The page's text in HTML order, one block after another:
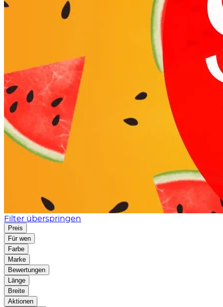
Filter überspringen
Preis
Für wen
Farbe
Marke
Bewertungen
Länge
Breite
Aktionen